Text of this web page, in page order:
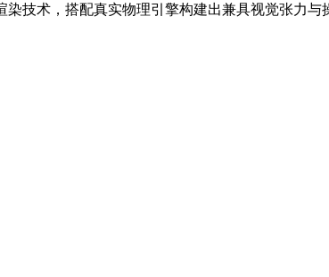
技术，搭配真实物理引擎构建出兼具视觉张力